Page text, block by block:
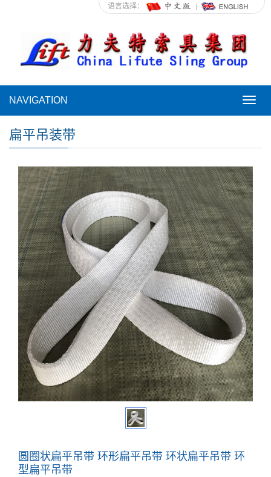
语言选择：
NAVIGATION
扁平吊装带
圆圈状扁平吊带 环形扁平吊带 环状扁平吊带 环
型扁平吊带